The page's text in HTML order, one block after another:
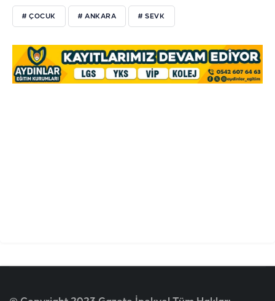
# ÇOCUK # ANKARA # SEVK